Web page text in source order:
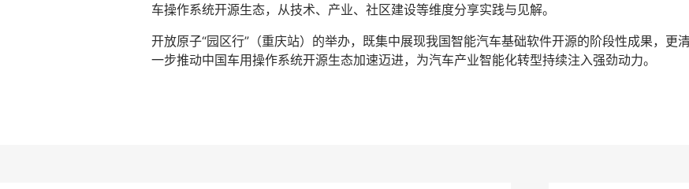
车操作系统开源生态，从技术、产业、社区建设等维度分享实践与见解。
开放原子“园区行”（重庆站）的举办，既集中展现我国智能汽车基础软件开源的阶段性成果，更
一步推动中国车用操作系统开源生态加速迈进，为汽车产业智能化转型持续注入强劲动力。